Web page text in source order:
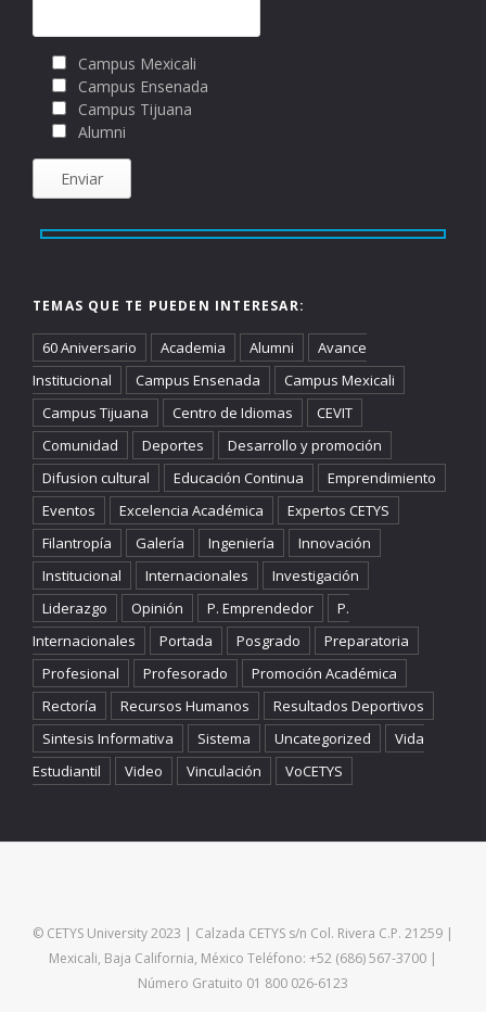
Campus Mexicali
Campus Ensenada
Campus Tijuana
Alumni
TEMAS QUE TE PUEDEN INTERESAR:
60 Aniversario Academia Alumni
Avance
Institucional
Campus Ensenada
Campus Mexicali
Campus Tijuana
Centro de Idiomas
CEVIT
Comunidad
Deportes
Desarrollo y promoción
Difusion cultural
Educación Continua
Emprendimiento
Eventos
Excelencia Académica
Expertos CETYS
Filantropía
Galería Ingeniería
Innovación
Institucional
Internacionales
Investigación
Liderazgo
Opinión P. Emprendedor
P.
Internacionales
Portada Posgrado
Preparatoria
Profesional
Profesorado
Promoción Académica
Rectoría
Recursos Humanos
Resultados Deportivos
Sintesis Informativa
Sistema Uncategorized
Vida
Estudiantil
Video Vinculación VoCETYS
© CETYS University 2023 | Calzada CETYS s/n Col. Rivera C.P. 21259 |
Mexicali, Baja California, México Teléfono: +52 (686) 567-3700 |
Número Gratuito 01 800 026-6123